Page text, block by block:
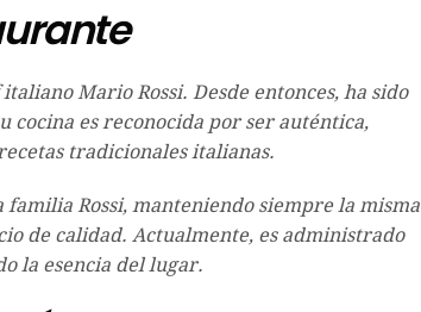
Mario Rossi. Desde entonces, ha sido
cocina es reconocida por ser auténtica,
tradicionales italianas.
Rossi, manteniendo siempre la misma
de calidad. Actualmente, es administrado
la esencia del lugar.